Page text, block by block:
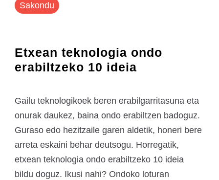
Sakondu
Etxean teknologia ondo
erabiltzeko 10 ideia
Gailu teknologikoek beren erabilgarritasuna eta
onurak daukez, baina ondo erabiltzen badoguz.
Guraso edo hezitzaile garen aldetik, honeri bere
arreta eskaini behar deutsogu. Horregatik,
etxean teknologia ondo erabiltzeko 10 ideia
bildu doguz. Ikusi nahi? Ondoko loturan